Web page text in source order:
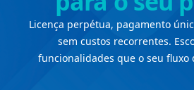
Licença perpétua, pagamento
sem custos recorrentes.
funcionalidades que o seu fluxo